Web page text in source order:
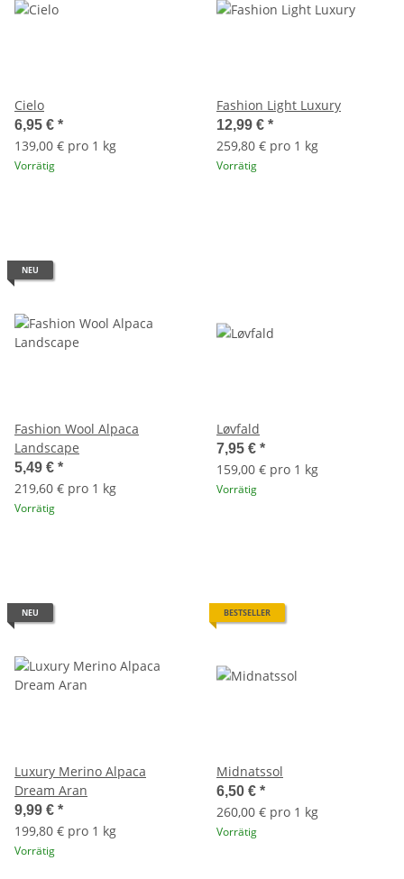
Cielo
6,95 € *
139,00 € pro 1 kg
Vorrätig
Fashion Light Luxury
12,99 € *
259,80 € pro 1 kg
Vorrätig
NEU
Fashion Wool Alpaca
Landscape
5,49 € *
219,60 € pro 1 kg
Vorrätig
Løvfald
7,95 € *
159,00 € pro 1 kg
Vorrätig
NEU
Luxury Merino Alpaca
Dream Aran
9,99 € *
199,80 € pro 1 kg
Vorrätig
BESTSELLER
Midnatssol
6,50 € *
260,00 € pro 1 kg
Vorrätig